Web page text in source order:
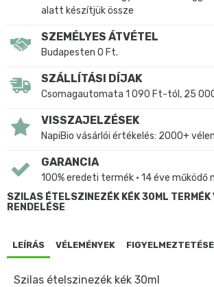
alatt készítjük össze
SZEMÉLYES ÁTVÉTEL
Budapesten 0 Ft.
SZÁLLÍTÁSI DÍJAK
Csomagautomata 1 090 Ft-tól, 25
VISSZAJELZÉSEK
NapiBio vásárlói értékelés: 2000+
GARANCIA
100% eredeti termék • 14 éve működő
SZILAS ÉTELSZINEZÉK KÉK 30ML
RENDELÉSE
LEÍRÁS VÉLEMÉNYEK
Szilas ételszinezék kék 30ml